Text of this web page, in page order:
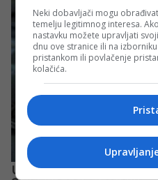
Neki dobavljači mogu
temelju legitimnog interesa.
nastavku možete upravljati
dnu ove stranice ili na
pristankom ili povlačenje
kolačića.